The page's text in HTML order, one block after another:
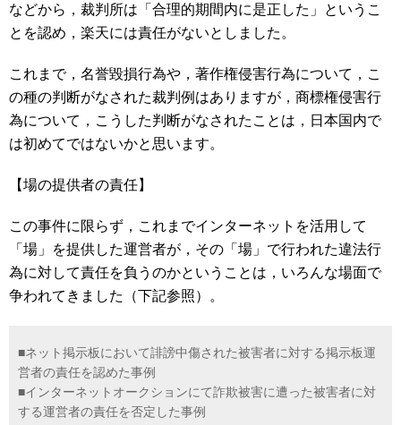
などから，裁判所は「合理的期間内に是正した」というこ
とを認め，楽天には責任がないとしました。
これまで，名誉毀損行為や，著作権侵害行為について，こ
の種の判断がなされた裁判例はありますが，商標権侵害行
為について，こうした判断がなされたことは，日本国内で
は初めてではないかと思います。
【場の提供者の責任】
この事件に限らず，これまでインターネットを活用して
「場」を提供した運営者が，その「場」で行われた違法行
為に対して責任を負うのかということは，いろんな場面で
争われてきました（下記参照）。
■ネット掲示板において誹謗中傷された被害者に対する掲示板運
営者の責任を認めた事例
■インターネットオークションにて詐欺被害に遭った被害者に対
する運営者の責任を否定した事例